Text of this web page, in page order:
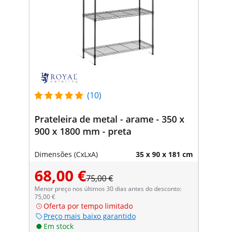
(10)
Prateleira de metal - arame - 350 x
900 x 1800 mm - preta
Dimensões (CxLxA) 35 x 90 x 181 cm
68,00 €75,00 €
Menor preço nos últimos 30 dias antes do desconto:
75,00 €
Oferta por tempo limitado
Preço mais baixo garantido
Em stock